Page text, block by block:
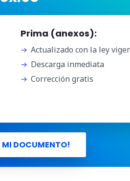
Prima (anexos):
Actualizado con la ley
Descarga inmediata
Corrección gratis
MI DOCUMENTO!